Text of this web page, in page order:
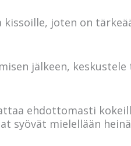
joten on
jälkeen,
ehdottomasti
syövät mielellään